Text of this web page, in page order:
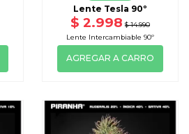
Lente Tesla 90º
$ 2.998 $ 14.990
Lente Intercambiable 90º
AGREGAR A CARRO